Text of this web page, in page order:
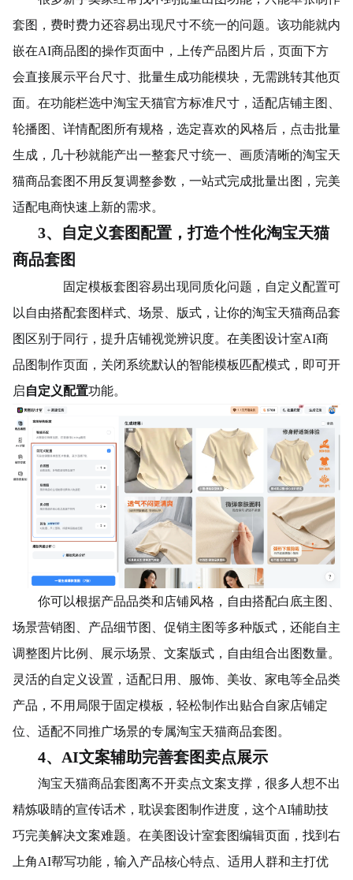
套图，费时费力还容易出现尺寸不统一的问题。该功能就内
嵌在AI商品图的操作页面中，上传产品图片后，页面下方
会直接展示平台尺寸、批量生成功能模块，无需跳转其他页
面。在功能栏选中淘宝天猫官方标准尺寸，适配店铺主图、
轮播图、详情配图所有规格，选定喜欢的风格后，点击批量
生成，几十秒就能产出一整套尺寸统一、画质清晰的淘宝天
猫商品套图不用反复调整参数，一站式完成批量出图，完美
适配电商快速上新的需求。
3、自定义套图配置，打造个性化淘宝天猫
商品套图
固定模板套图容易出现同质化问题，自定义配置可
以自由搭配套图样式、场景、版式，让你的淘宝天猫商品套
图区别于同行，提升店铺视觉辨识度。在美图设计室AI商
品图制作页面，关闭系统默认的智能模板匹配模式，即可开
启自定义配置功能。
你可以根据产品品类和店铺风格，自由搭配白底主图、
场景营销图、产品细节图
、促销主图等多种版式，还能自主
调整图片比例、展示场景、文案版式，自由组合出图数量。
灵活的自定义设置，适配日用、服饰、美妆、家电等全品类
产品，不用局限于固定模板，轻松制作出贴合自家店铺定
位、适配不同推广场景的专属淘宝天猫商品套图。
4、AI文案辅助完善套图卖点展示
淘宝天猫商品套图离不开卖点文案支撑，很多人想不出
精炼吸睛的宣传话术，耽误套图制作进度，这个AI辅助技
巧完美解决文案难题。在美图设计室套图编辑页面，找到右
上角AI帮写功能，输入产品核心特点、 适用人群和主打优